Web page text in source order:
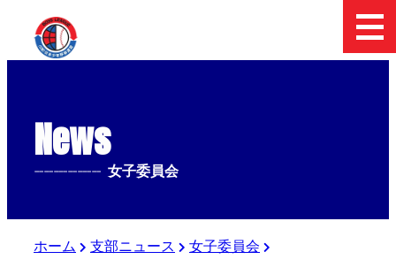
News
-------------- 女子委員会
ホーム 支部ニュース
女子委員会